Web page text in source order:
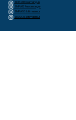
SDIA 13 Rawamangun
SMPIA 12 Rawamangun
SMPIA 55 Jatimakmur
SMAIA 33 Jatimakmur